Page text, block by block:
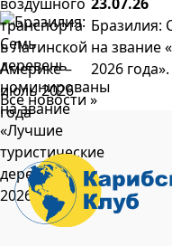
Бразилия:
на звание
2026 года».
Все новости »